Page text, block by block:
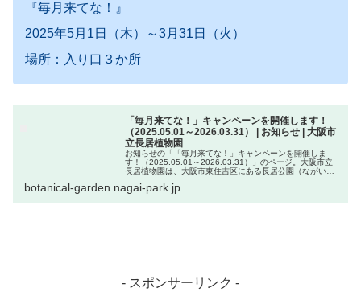
『毎月来てな！』
2025年5月1日（木）～3月31日（火）
場所：入り口３か所
「毎月来てな！」キャンペーンを開催します！
（2025.05.01～2026.03.31） | お知らせ | 大阪市
立長居植物園
お知らせの「「毎月来てな！」キャンペーンを開催しま
す！（2025.05.01～2026.03.31）」のページ。大阪市立
長居植物園は、大阪市東住吉区にある長居公園（ながいこ
の一角にあるお...
botanical-garden.nagai-park.jp
- スポンサーリンク -